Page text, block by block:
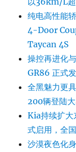
纯电高性能
4-Door
Taycan 4S
操控再进化
GR86 正式
全黑魅力更
200辆登陆
Kia持续扩
式启用，全
沙漠夜色化